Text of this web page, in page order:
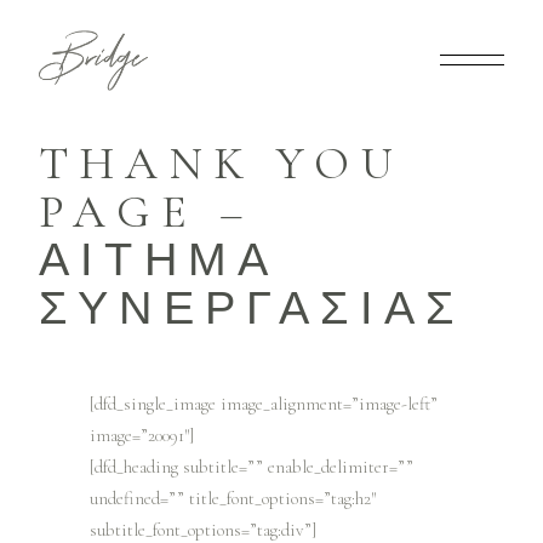
THANK YOU
PAGE –
ΑΙΤΗΜΑ
ΣΥΝΕΡΓΑΣΙΑΣ
[dfd_single_image image_alignment=”image-left”
image=”20091″]
[dfd_heading subtitle=”” enable_delimiter=””
undefined=”” title_font_options=”tag:h2″
subtitle_font_options=”tag:div”]